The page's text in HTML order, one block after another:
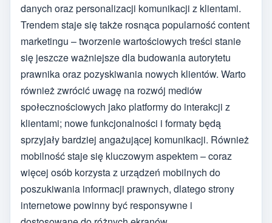
danych oraz personalizacji komunikacji z klientami.
Trendem staje się także rosnąca popularność content
marketingu – tworzenie wartościowych treści stanie
się jeszcze ważniejsze dla budowania autorytetu
prawnika oraz pozyskiwania nowych klientów. Warto
również zwrócić uwagę na rozwój mediów
społecznościowych jako platformy do interakcji z
klientami; nowe funkcjonalności i formaty będą
sprzyjały bardziej angażującej komunikacji. Również
mobilność staje się kluczowym aspektem – coraz
więcej osób korzysta z urządzeń mobilnych do
poszukiwania informacji prawnych, dlatego strony
internetowe powinny być responsywne i